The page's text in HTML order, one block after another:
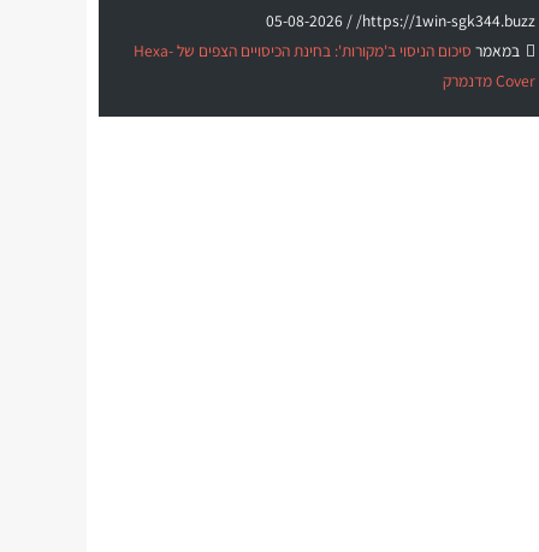
https://1win-sgk344.buzz/ /
05-08-2026
במאמר
סיכום הניסוי ב'מקורות': בחינת הכיסויים הצפים של Hexa-
Cover מדנמרק